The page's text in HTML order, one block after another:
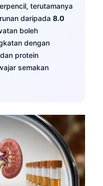
terutamanya
daripada 8.0
boleh
dengan
protein
semakan